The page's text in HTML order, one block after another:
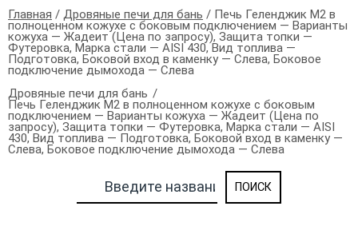
Главная / Дровяные печи для бань / Печь Геленджик М2 в
полноценном кожухе с боковым подключением — Варианты
кожуха — Жадеит (Цена по запросу), Защита топки —
Футеровка, Марка стали — AISI 430, Вид топлива —
Подготовка, Боковой вход в каменку — Слева, Боковое
подключение дымохода — Слева
Дровяные печи для бань
Печь Геленджик М2 в полноценном кожухе с боковым
подключением — Варианты кожуха — Жадеит (Цена по
запросу), Защита топки — Футеровка, Марка стали — AISI
430, Вид топлива — Подготовка, Боковой вход в каменку —
Слева, Боковое подключение дымохода — Слева